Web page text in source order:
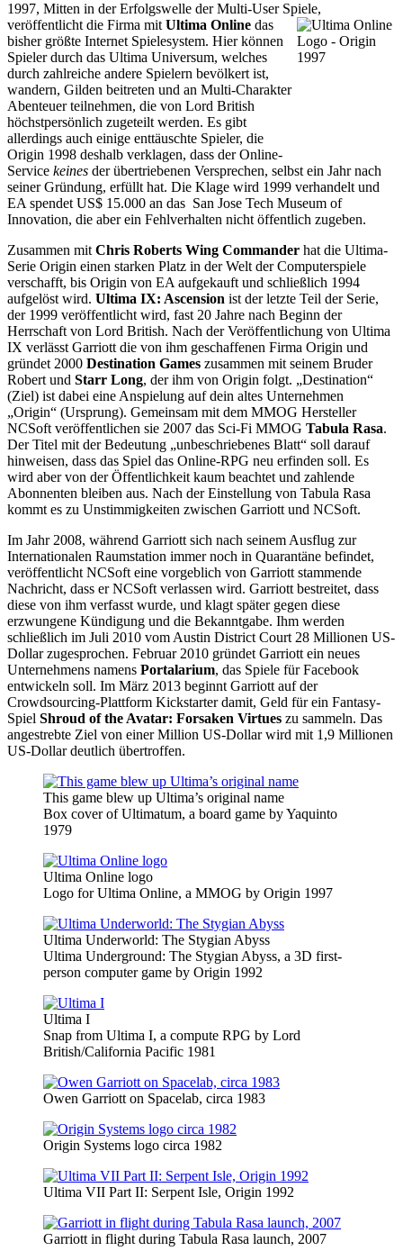
1997, Mitten in der Erfolgswelle der Multi-User Spiele,
veröffentlicht die Firma mitUltima Online das
bisher größte Internet Spielesystem. Hier können
Spieler durch das Ultima Universum, welches
durch zahlreiche andere Spielern bevölkert ist,
wandern, Gilden beitreten und an Multi-Charakter
Abenteuer teilnehmen, die von Lord British
höchstpersönlich zugeteilt werden. Es gibt
allerdings auch einige enttäuschte Spieler, die
Origin 1998 deshalb verklagen, dass der Online-
Service keines der übertriebenen Versprechen, selbst ein Jahr nach
seiner Gründung, erfüllt hat. Die Klage wird 1999 verhandelt und
EA spendet US$ 15.000 an das San Jose Tech Museum of
Innovation, die aber ein Fehlverhalten nicht öffentlich zugeben.
Zusammen mitChris Roberts Wing Commander hat die Ultima-
Serie Origin einen starken Platz in der Welt der Computerspiele
verschafft, bis Origin von EA aufgekauft und schließlich 1994
aufgelöst wird. Ultima IX: Ascension ist der letzte Teil der Serie,
der 1999 veröffentlicht wird, fast 20 Jahre nach Beginn der
Herrschaft von Lord British. Nach der Veröffentlichung von Ultima
IX verlässt Garriott die von ihm geschaffenen Firma Origin und
gründet 2000 Destination Games zusammen mit seinem Bruder
Robert und Starr Long, der ihm von Origin folgt. „Destination“
(Ziel) ist dabei eine Anspielung auf dein altes Unternehmen
„Origin“ (Ursprung). Gemeinsam mit dem MMOG Hersteller
NCSoft veröffentlichen sie 2007 das Sci-Fi MMOG Tabula Rasa.
Der Titel mit der Bedeutung „unbeschriebenes Blatt“ soll darauf
hinweisen, dass das Spiel das Online-RPG neu erfinden soll. Es
wird aber von der Öffentlichkeit kaum beachtet und zahlende
Abonnenten bleiben aus. Nach der Einstellung von Tabula Rasa
kommt es zu Unstimmigkeiten zwischen Garriott und NCSoft.
Im Jahr 2008, während Garriott sich nach seinem Ausflug zur
Internationalen Raumstation immer noch in Quarantäne befindet,
veröffentlicht NCSoft eine vorgeblich von Garriott stammende
Nachricht, dass er NCSoft verlassen wird. Garriott bestreitet, dass
diese von ihm verfasst wurde, und klagt später gegen diese
erzwungene Kündigung und die Bekanntgabe. Ihm werden
schließlich im Juli 2010 vom Austin District Court 28 Millionen US-
Dollar zugesprochen. Februar 2010 gründet Garriott ein neues
Unternehmens namens Portalarium, das Spiele für Facebook
entwickeln soll. Im März 2013 beginnt Garriott auf der
Crowdsourcing-Plattform Kickstarter damit, Geld für ein Fantasy-
Spiel Shroud of the Avatar: Forsaken Virtues zu sammeln. Das
angestrebte Ziel von einer Million US-Dollar wird mit 1,9 Millionen
US-Dollar deutlich übertroffen.
This game blew up Ultima’s original name
Box cover of Ultimatum, a board game by Yaquinto
1979
Ultima Online logo
Logo for Ultima Online, a MMOG by Origin 1997
Ultima Underworld: The Stygian Abyss
Ultima Underground: The Stygian Abyss, a 3D first-
person computer game by Origin 1992
Ultima I
Snap from Ultima I, a compute RPG by Lord
British/California Pacific 1981
Owen Garriott on Spacelab, circa 1983
Origin Systems logo circa 1982
Ultima VII Part II: Serpent Isle, Origin 1992
Garriott in flight during Tabula Rasa launch, 2007